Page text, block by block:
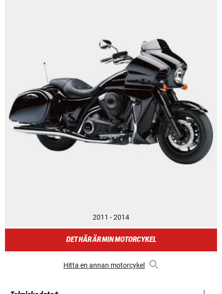
2011 - 2014
DET HÄR ÄR MIN MOTORCYKEL
Hitta en annan motorcykel